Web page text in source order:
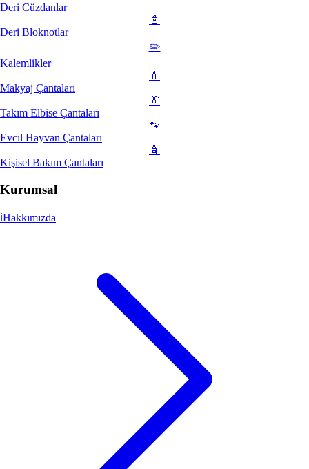
Deri Cüzdanlar
📓
Deri Bloknotlar
✏️
Kalemlikler
💄
Makyaj Çantaları
👔
Takım Elbise Çantaları
🐾
Evcıl Hayvan Çantaları
🧴
Kişisel Bakım Çantaları
Kurumsal
ℹ️Hakkımızda